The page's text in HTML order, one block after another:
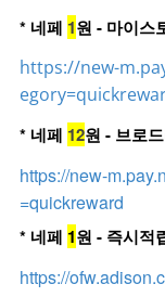
* 네페 1원 - 마이스
https://new-
* 네페 12원 - 브로
https://new-
=quickreward
* 네페 1원 - 즉시적
https://